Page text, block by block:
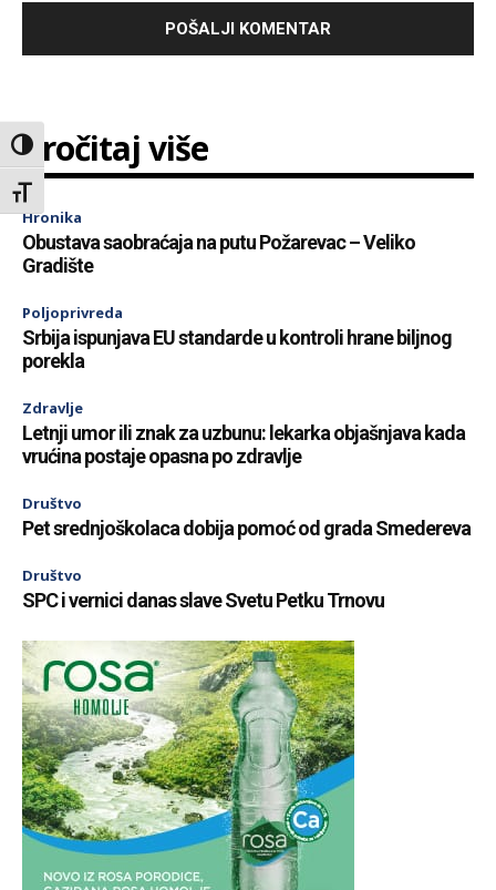
Toggle High Contrast
Toggle Font size
Pročitaj više
Hronika
Obustava saobraćaja na putu Požarevac – Veliko
Gradište
Poljoprivreda
Srbija ispunjava EU standarde u kontroli hrane biljnog
porekla
Zdravlje
Letnji umor ili znak za uzbunu: lekarka objašnjava kada
vrućina postaje opasna po zdravlje
Društvo
Pet srednjoškolaca dobija pomoć od grada Smedereva
Društvo
SPC i vernici danas slave Svetu Petku Trnovu